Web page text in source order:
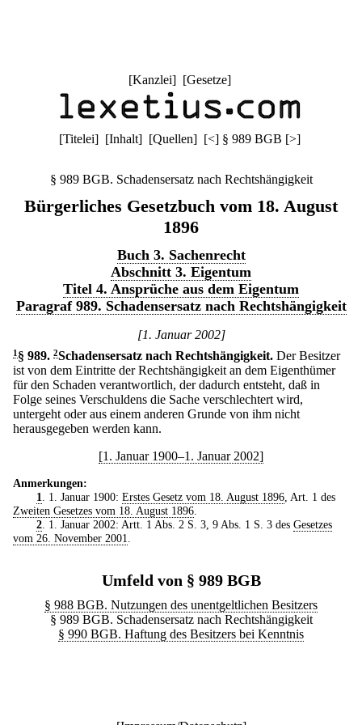
[Kanzlei] [Gesetze]
[Titelei] [Inhalt] [Quellen] [<] § 989 BGB [>]
§ 989 BGB. Schadensersatz nach Rechtshängigkeit
Bürgerliches Gesetzbuch vom 18. August
1896
Buch 3. Sachenrecht
Abschnitt 3. Eigentum
Titel 4. Ansprüche aus dem Eigentum
Paragraf 989. Schadensersatz nach Rechtshängigkeit
[1. Januar 2002]
1 § 989. 2Schadensersatz nach Rechtshängigkeit. Der Besitzer
ist von dem Eintritte der Rechtshängigkeit an dem Eigenthümer
für den Schaden verantwortlich, der dadurch entsteht, daß in
Folge seines Verschuldens die Sache verschlechtert wird,
untergeht oder aus einem anderen Grunde von ihm nicht
herausgegeben werden kann.
[1. Januar 1900–1. Januar 2002]
Anmerkungen:
1
. 1. Januar 1900: Erstes Gesetz vom 18. August 1896, Art. 1 des
Zweiten Gesetzes vom 18. August 1896
2. 1. Januar 2002: Artt. 1 Abs. 2 S. 3, 9 Abs. 1 S. 3 des Gesetzes
vom 26. November 2001
Umfeld von § 989 BGB
§ 988 BGB. Nutzungen des unentgeltlichen Besitzers
§ 989 BGB. Schadensersatz nach Rechtshängigkeit
§ 990 BGB. Haftung des Besitzers bei Kenntnis